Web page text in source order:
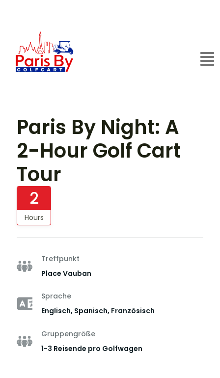
Paris By Night: A
2-Hour Golf Cart
Tour
2
Hours
Treffpunkt
Place Vauban
Sprache
Englisch, Spanisch, Französisch
Gruppengröße
1-3 Reisende pro Golfwagen